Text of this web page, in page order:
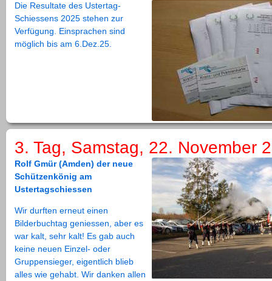
Die Resultate des Ustertag-
Schiessens 2025 stehen zur
Verfügung. Einsprachen sind
möglich bis am 6.Dez.25.
3. Tag, Samstag, 22. November
Rolf Gmür (Amden) der neue
Schützenkönig am
Ustertagschiessen
Wir durften erneut einen
Bilderbuchtag geniessen, aber es
war kalt, sehr kalt! Es gab auch
keine neuen Einzel- oder
Gruppensieger, eigentlich blieb
alles wie gehabt. Wir danken allen